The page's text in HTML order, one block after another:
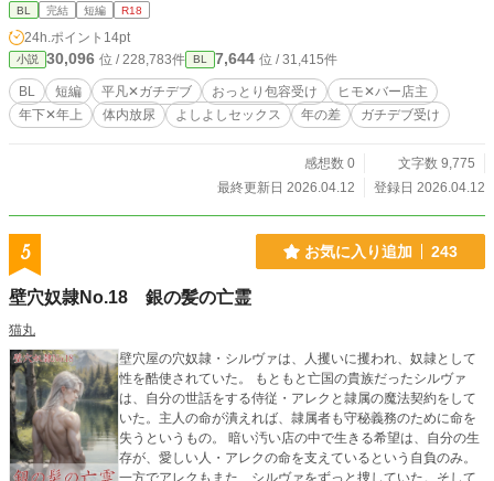
BL 完結 短編 R18
24h.ポイント 14pt
小説 30,096 位 / 228,783件 BL 7,644 位 / 31,415件
BL 短編 平凡✕ガチデブ おっとり包容受け
ヒモ✕バー店主
年下✕年上
体内放尿 よしよしセックス 年の差 ガチデブ受け
感想数 0
文字数 9,775
最終更新日 2026.04.12
登録日 2026.04.12
5 お気に入り追加 243
壁穴奴隷No.18 銀の髪の亡霊
猫丸
壁穴屋の穴奴隷・シルヴァは、人攫いに攫われ、奴隷として
性を酷使されていた。 もともと亡国の貴族だったシルヴァ
は、自分の世話をする侍従・アレクと隷属の魔法契約をして
いた。主人の命が潰えれば、隷属者も守秘義務のために命を
失うというもの。 暗い汚い店の中で生きる希望は、自分の生
存が、愛しい人・アレクの命を支えているという自負のみ。
一方でアレクもまた、シルヴァをずっと捜していた。そして